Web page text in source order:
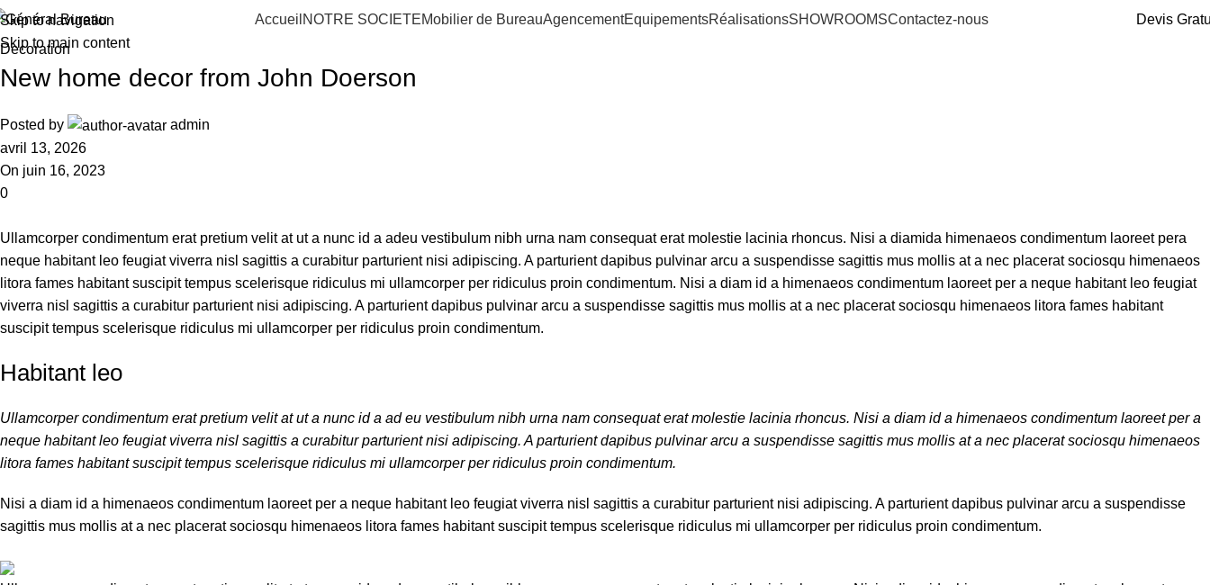
Skip to navigation
Skip to main content
Accueil NOTRE SOCIETEMobilier de BureauAgencementEquipementsRéalisationsSHOWROOMSContactez-nous
Devis
Decoration
New home decor from John Doerson
Posted by
admin
avril 13, 2026
On juin 16, 2023
0
Ullamcorper condimentum erat pretium velit at ut a nunc id a adeu vestibulum nibh urna nam consequat erat molestie lacinia rhoncus. Nisi a diamida himenaeos condimentum laoreet pera
neque habitant leo feugiat viverra nisl sagittis a curabitur parturient nisi adipiscing. A parturient dapibus pulvinar arcu a suspendisse sagittis mus mollis at a nec placerat sociosqu himenaeos
litora fames habitant suscipit tempus scelerisque ridiculus mi ullamcorper per ridiculus proin condimentum. Nisi a diam id a himenaeos condimentum laoreet per a neque habitant leo feugiat
viverra nisl sagittis a curabitur parturient nisi adipiscing. A parturient dapibus pulvinar arcu a suspendisse sagittis mus mollis at a nec placerat sociosqu himenaeos litora fames habitant
suscipit tempus scelerisque ridiculus mi ullamcorper per ridiculus proin condimentum.
Habitant leo
Ullamcorper condimentum erat pretium velit at ut a nunc id a ad eu vestibulum nibh urna nam consequat erat molestie lacinia rhoncus. Nisi a diam id a himenaeos condimentum laoreet per a
neque habitant leo feugiat viverra nisl sagittis a curabitur parturient nisi adipiscing. A parturient dapibus pulvinar arcu a suspendisse sagittis mus mollis at a nec placerat sociosqu himenaeos
litora fames habitant suscipit tempus scelerisque ridiculus mi ullamcorper per ridiculus proin condimentum.
Nisi a diam id a himenaeos condimentum laoreet per a neque habitant leo feugiat viverra nisl sagittis a curabitur parturient nisi adipiscing. A parturient dapibus pulvinar arcu a suspendisse
sagittis mus mollis at a nec placerat sociosqu himenaeos litora fames habitant suscipit tempus scelerisque ridiculus mi ullamcorper per ridiculus proin condimentum.